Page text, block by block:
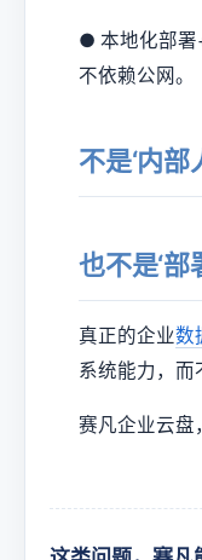
● 本地化部署
不依赖公网。
不是‘内部
也不是‘部
真正的企业数
系统能力，而
赛凡企业云盘